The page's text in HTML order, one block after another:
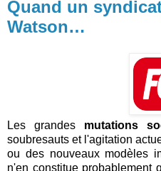
Quand un
Watson…
Les grandes mutations
soubresauts et l'agitation
ou des nouveaux modèles
n'en constitue probablement